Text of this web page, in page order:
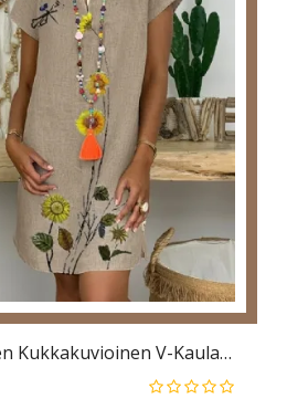
Naisten Kukkakuvioinen V-Kaula-Aukkoinen Väljä Lyhythihainen Rento Minimekko